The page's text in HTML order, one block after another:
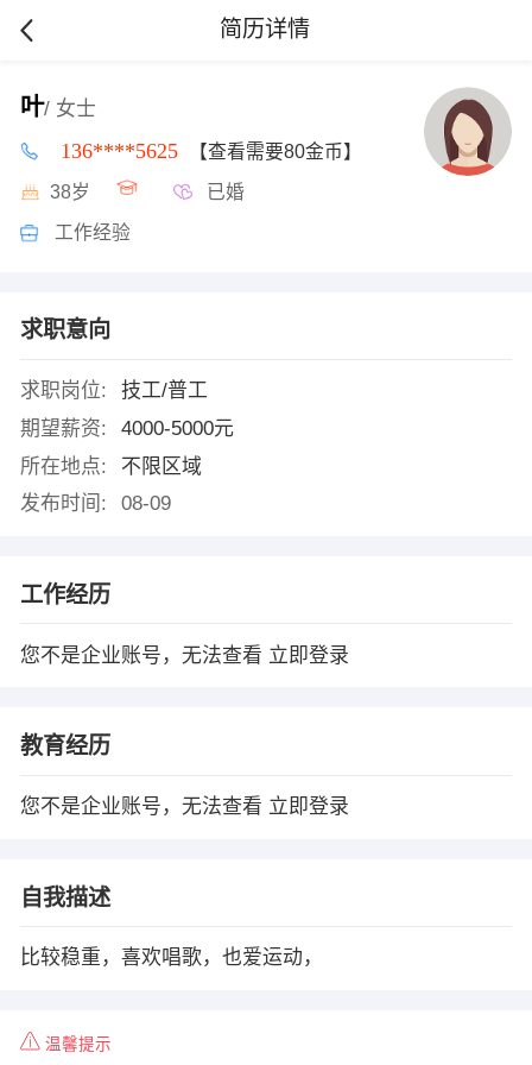
简历详情
叶/ 女士
136****5625 【查看需要80金币】
38岁 已婚
工作经验
求职意向
求职岗位:
技工/普工
期望薪资:
4000-5000元
所在地点:
不限区域
发布时间:
08-09
工作经历
您不是企业账号，无法查看 立即登录
教育经历
您不是企业账号，无法查看 立即登录
自我描述
比较稳重，喜欢唱歌，也爱运动，
温馨提示